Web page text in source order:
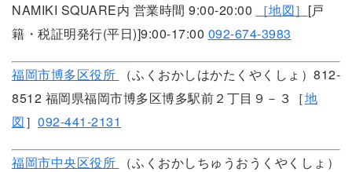
NAMIKI SQUARE内 営業時間 9:00-20:00
［地図］ [戸
籍・税証明発行(平日)]9:00-17:00 092-674-3983
福岡市博多区役所
（ふくおかしはかたくやくしょ）812-
8512 福岡県福岡市博多区博多駅前２丁目９－３［地
図］ 092-441-2131
福岡市中央区役所
（ふくおかしちゅうおうくやくしょ）